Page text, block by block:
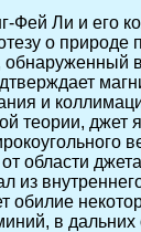
Фей Ли и его
о природе
обнаруженный
и
теории, джет
области
из
обилие
в